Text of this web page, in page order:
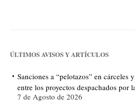
ÚLTIMOS AVISOS Y ARTÍCULOS
Sanciones a “pelotazos” en cárceles
entre los proyectos despachados por
7 de Agosto de 2026